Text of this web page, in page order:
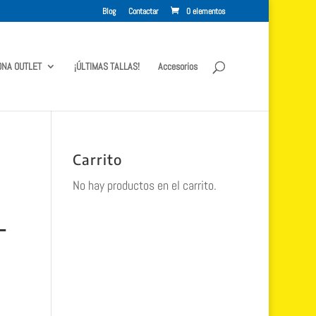
Blog Contactar 0 elementos
OUTLET ¡ÚLTIMAS TALLAS! Accesorios
Carrito
No hay productos en el carrito.